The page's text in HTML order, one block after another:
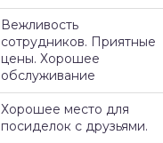
Вежливость
сотрудников. Приятные
цены. Хорошее
обслуживание
Хорошее место для
посиделок с друзьями.